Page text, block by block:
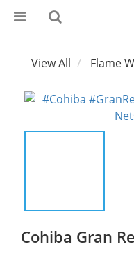
View All Flame
Cohiba Gran